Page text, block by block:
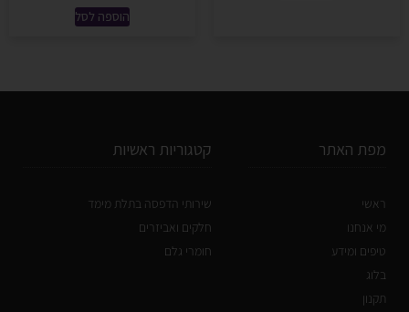
הוספה לסל
מפת האתר
ראשי
מי אנחנו
טיפים ומידע
בלוג
תקנון
קטגוריות ראשיות
שירותי הדפסה בתלת מימד
חלקים ואביזרים
חומרי גלם